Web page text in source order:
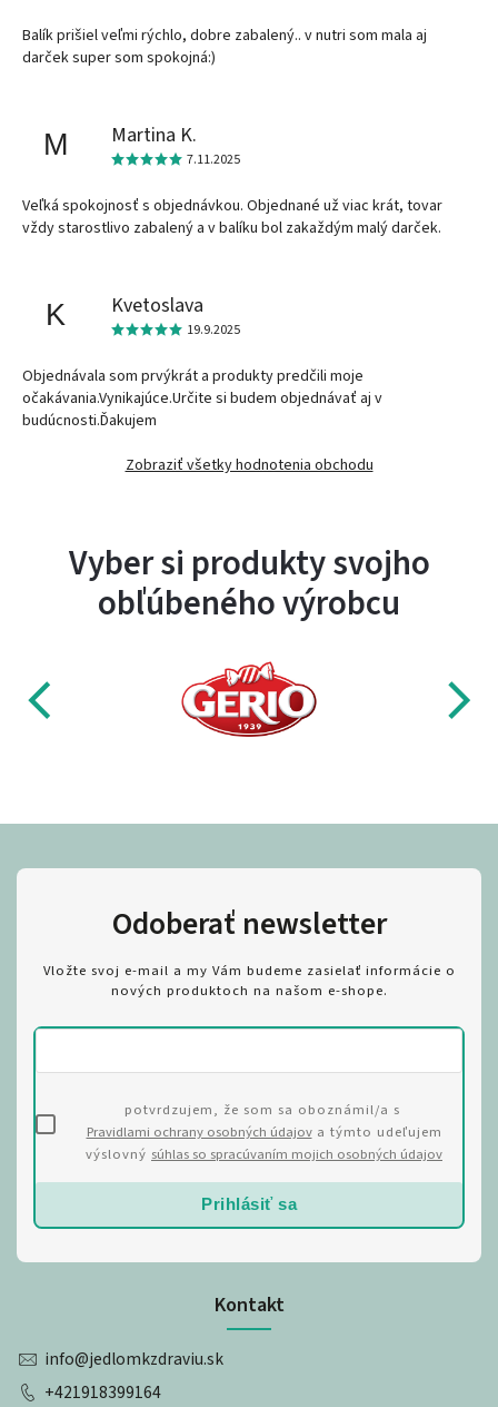
Balík prišiel veľmi rýchlo, dobre zabalený.. v nutri som mala aj
darček super som spokojná:)
M Martina K.
7.11.2025
Veľká spokojnosť s objednávkou. Objednané už viac krát, tovar
vždy starostlivo zabalený a v balíku bol zakaždým malý darček.
K Kvetoslava
19.9.2025
Objednávala som prvýkrát a produkty predčili moje
očakávania.Vynikajúce.Určite si budem objednávať aj v
budúcnosti.Ďakujem
Zobraziť všetky hodnotenia obchodu
Vyber si produkty svojho
obľúbeného výrobcu
Kontakt
info@jedlomkzdraviu.sk
+421918399164
Odoberať newsletter
Vložte svoj e-mail a my Vám budeme zasielať informácie o
nových produktoch na našom e-shope.
potvrdzujem, že som sa oboznámil/a s
Pravidlami ochrany osobných údajova týmto udeľujem
výslovný súhlas so spracúvaním mojich osobných údajov
Prihlásiť sa